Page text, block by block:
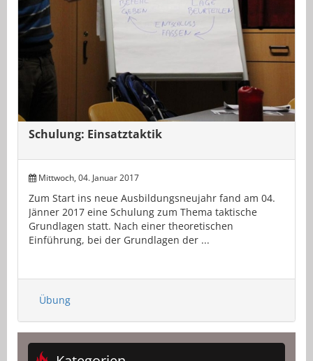
Schulung: Einsatztaktik
Mittwoch, 04. Januar 2017
Zum Start ins neue Ausbildungsneujahr fand am 04.
Jänner 2017 eine Schulung zum Thema taktische
Grundlagen statt. Nach einer theoretischen
Einführung, bei der Grundlagen der ...
Übung